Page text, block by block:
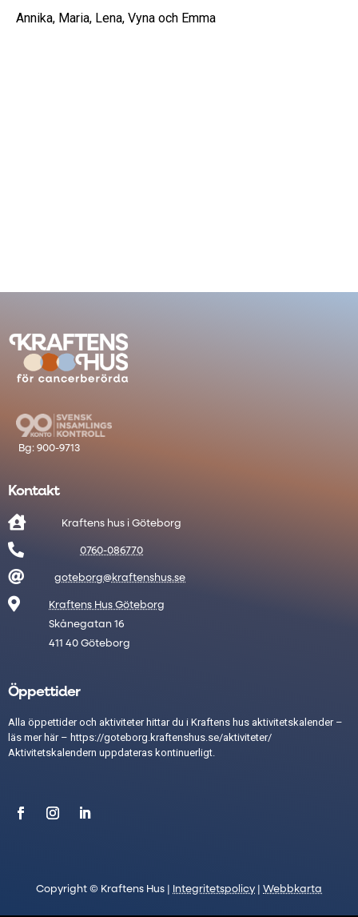
Annika, Maria, Lena, Vyna och Emma
Kontakt
 Kraftens hus i Göteborg
 0760-086770
 goteborg@kraftenshus.se

Kraftens Hus Göteborg
Skånegatan 16
411 40 Göteborg
Öppettider
Alla öppettider och aktiviteter hittar du i Kraftens hus aktivitetskalender –
läs mer här – https://goteborg.kraftenshus.se/aktiviteter/
Aktivitetskalendern uppdateras kontinuerligt.
Copyright © Kraftens Hus | Integritetspolicy Webbkarta